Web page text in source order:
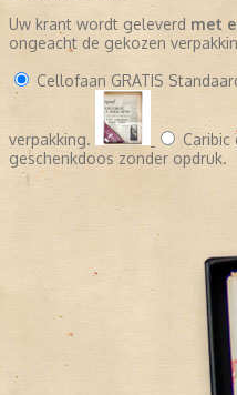
Uw krant wordt geleverd met
ongeacht de gekozen
Cellofaan GRATIS
verpakking. Caribic
geschenkdoos zonder opdruk.